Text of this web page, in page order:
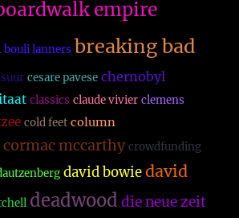
empire
bouli lanners breaking bad
cesare pavese chernobyl
classics claude vivier clemens
cold feet column
cormac mccarthy crowdfunding
david bowie david
deadwood die neue zeit